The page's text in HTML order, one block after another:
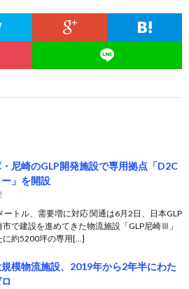
尼崎のGLP開発施設で専用拠点「D2C
」を開設
ートル、需要増に対応 関通は6月2日、日本GLP
で建設を進めてきた物流施設「GLP尼崎Ⅲ」
に約5200坪の専用[…]
模物流施設、2019年から2年半にわた